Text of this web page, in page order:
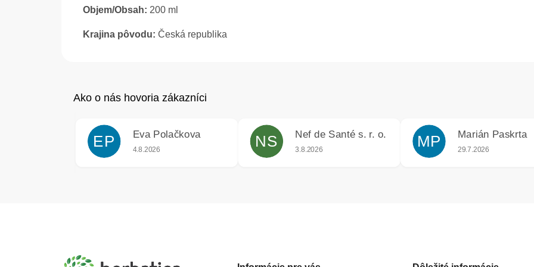
Objem/Obsah: 200 ml
Krajina pôvodu: Česká republika
EP Eva Polačkova
Hodnotenie obchodu je 5 z 5 hviezdičiek.
4.8.2026 NS Nef de Santé s. r. o.
Hodnotenie obchodu je 5 z 5 hviezdičiek.
3.8.2026 MP Marián Paskrta
Hodnotenie obchodu
29.7.2026